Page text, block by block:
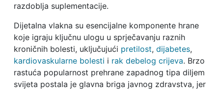
razdoblja suplementacije.
Dijetalna vlakna su esencijalne komponente hrane
koje igraju ključnu ulogu u sprječavanju raznih
kroničnih bolesti, uključujući pretilost, dijabetes,
kardiovaskularne bolesti i rak debelog crijeva. Brzo
rastuća popularnost prehrane zapadnog tipa diljem
svijeta postala je glavna briga javnog zdravstva, jer